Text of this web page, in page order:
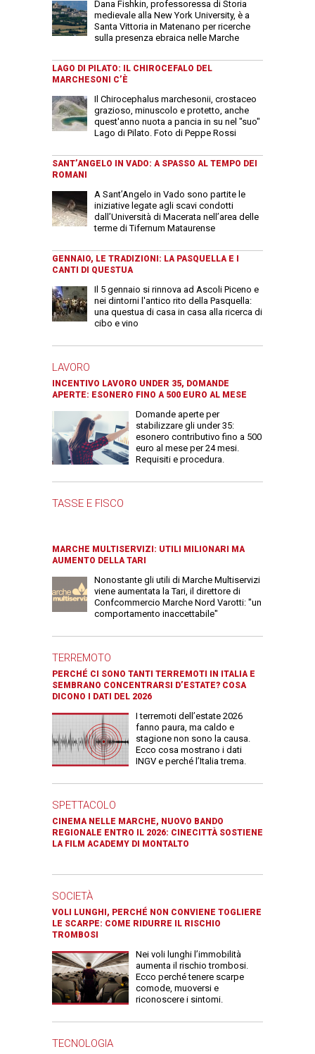
Dana Fishkin, professoressa di Storia
medievale alla New York University, è a
Santa Vittoria in Matenano per ricerche
sulla presenza ebraica nelle Marche
LAGO DI PILATO: IL CHIROCEFALO DEL
MARCHESONI C’È
Il Chirocephalus marchesonii, crostaceo
grazioso, minuscolo e protetto, anche
quest'anno nuota a pancia in su nel "suo"
Lago di Pilato. Foto di Peppe Rossi
SANT’ANGELO IN VADO: A SPASSO AL TEMPO DEI
ROMANI
A Sant’Angelo in Vado sono partite le
iniziative legate agli scavi condotti
dall’Università di Macerata nell’area delle
terme di Tifernum Mataurense
GENNAIO, LE TRADIZIONI: LA PASQUELLA E I
CANTI DI QUESTUA
Il 5 gennaio si rinnova ad Ascoli Piceno e
nei dintorni l'antico rito della Pasquella:
una questua di casa in casa alla ricerca di
cibo e vino
LAVORO
INCENTIVO LAVORO UNDER 35, DOMANDE
APERTE: ESONERO FINO A 500 EURO AL MESE
Domande aperte per
stabilizzare gli under 35:
esonero contributivo fino a 500
euro al mese per 24 mesi.
Requisiti e procedura.
TASSE E FISCO
MARCHE MULTISERVIZI: UTILI MILIONARI MA
AUMENTO DELLA TARI
Nonostante gli utili di Marche Multiservizi
viene aumentata la Tari, il direttore di
Confcommercio Marche Nord Varotti: "un
comportamento inaccettabile"
TERREMOTO
PERCHÉ CI SONO TANTI TERREMOTI IN ITALIA E
SEMBRANO CONCENTRARSI D’ESTATE? COSA
DICONO I DATI DEL 2026
I terremoti dell’estate 2026
fanno paura, ma caldo e
stagione non sono la causa.
Ecco cosa mostrano i dati
INGV e perché l’Italia trema.
SPETTACOLO
CINEMA NELLE MARCHE, NUOVO BANDO
REGIONALE ENTRO IL 2026: CINECITTÀ SOSTIENE
LA FILM ACADEMY DI MONTALTO
SOCIETÀ
VOLI LUNGHI, PERCHÉ NON CONVIENE TOGLIERE
LE SCARPE: COME RIDURRE IL RISCHIO
TROMBOSI
Nei voli lunghi l’immobilità
aumenta il rischio trombosi.
Ecco perché tenere scarpe
comode, muoversi e
riconoscere i sintomi.
TECNOLOGIA